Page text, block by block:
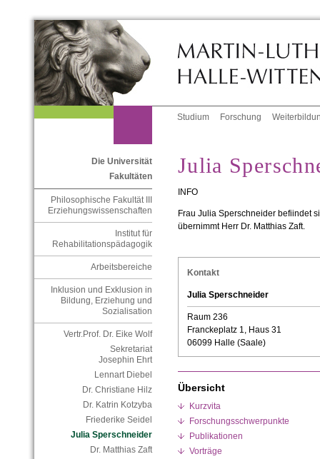
Studium Forschung
Die Universität
Fakultäten
Philosophische Fakultät III
Erziehungswissenschaften
Institut für
Rehabilitationspädagogik
Arbeitsbereiche
Inklusion und Exklusion in
Bildung, Erziehung und
Sozialisation
Vertr.Prof. Dr. Eike Wolf
Sekretariat
Josephin Ehrt
Lennart Diebel
Dr. Christiane Hilz
Dr. Katrin Kotzyba
Friederike Seidel
Julia Sperschneider
Dr. Matthias Zaft
Julia
INFO
Frau Julia Sperschneider befiindet
übernimmt Herr Dr. Matthias Zaft.
Kontakt
Julia Sperschneider
Raum 236
Franckeplatz 1, Haus 31
06099 Halle (Saale)
Übersicht
Kurzvita
Forschungsschwerpunkte
Publikationen
Vorträge